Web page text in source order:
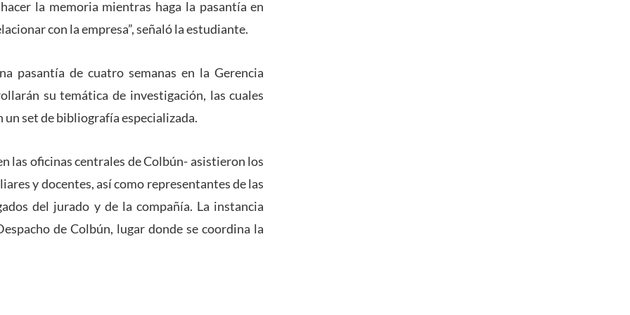
la memoria mientras haga la pasantía en
con la empresa”, señaló la estudiante.
pasantía de cuatro semanas en la Gerencia
su temática de investigación, las cuales
set de bibliografía especializada.
las oficinas centrales de Colbún- asistieron los
y docentes, así como representantes de las
del jurado y de la compañía. La instancia
de Colbún, lugar donde se coordina la